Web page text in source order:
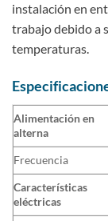
instalación en
trabajo debido a
temperaturas.
Alimentación en
alterna
Frecuencia
Características
eléctricas